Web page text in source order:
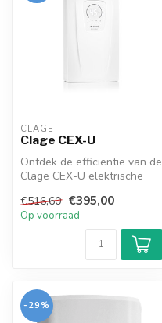
CLAGE
Clage CEX-U
Ontdek de efficiëntie van de
Clage CEX-U elektrische
Com...
€516,60 €395,00
Op voorraad
-29%